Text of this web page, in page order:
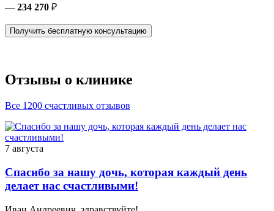
— 234 270 ₽
Получить бесплатную консультацию
Отзывы о клинике
Все 1200 счастливых отзывов
7 августа
Спасибо за нашу дочь, которая каждый день
делает нас счастливыми!